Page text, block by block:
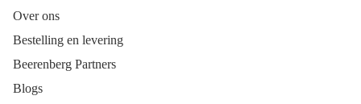
Over ons
Bestelling en levering
Beerenberg Partners
Blogs